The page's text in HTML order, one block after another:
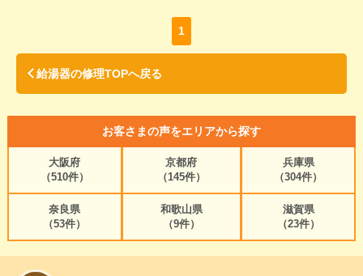
1
給湯器の修理TOPへ戻る
お客さまの声をエリアから探す
大阪府
（510件）
京都府
（145件）
兵庫県
（304件）
奈良県
（53件）
和歌山県
（9件）
滋賀県
（23件）